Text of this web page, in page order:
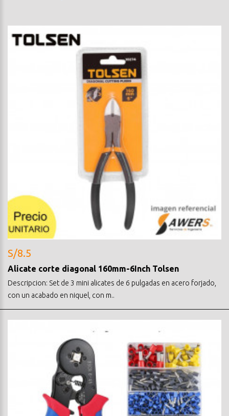
S/8.5
Alicate corte diagonal 160mm-6Inch Tolsen
Descripcion: Set de 3 mini alicates de 6 pulgadas en acero forjado,
con un acabado en niquel, con m..